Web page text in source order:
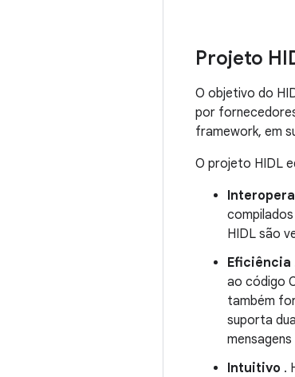
Projeto
O objetivo do
por
framework, em
O projeto HIDL
HIDL são
Eficiência
ao código
também
suporta
Intuitivo .